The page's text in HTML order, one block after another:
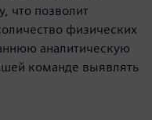
что позволит
физических
аналитическую
команде выявлять